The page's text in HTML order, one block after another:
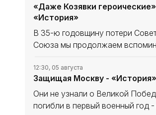
«Даже Козявки
«История»
В 35-ю годовщину потери
Союза мы продолжаем
в СССР. В минувшем выпуске
начали рассказ, как дорогу в
осваивали четырёхлапые
12:30, 05 августа
Защищая Москву - «История»
Они не узнали о Великой
погибли в первый военный год -